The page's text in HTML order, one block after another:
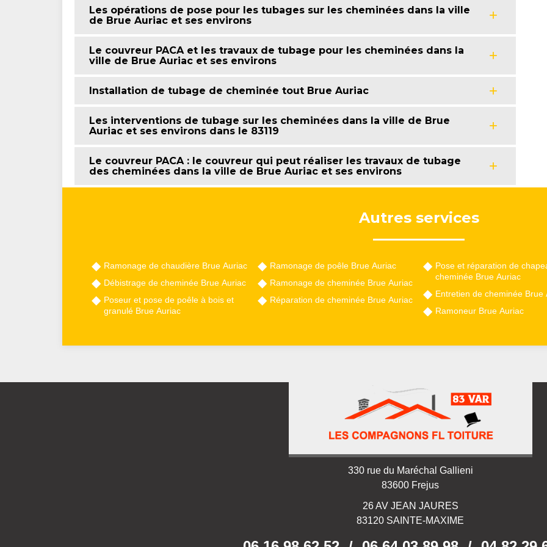
Les opérations de pose pour les tubages sur les cheminées dans la ville
de Brue Auriac et ses environs
Le couvreur PACA et les travaux de tubage pour les cheminées dans la
ville de Brue Auriac et ses environs
Installation de tubage de cheminée tout Brue Auriac
Les interventions de tubage sur les cheminées dans la ville de Brue
Auriac et ses environs dans le 83119
Le couvreur PACA : le couvreur qui peut réaliser les travaux de tubage
des cheminées dans la ville de Brue Auriac et ses environs
Autres services
Ramonage de chaudière Brue Auriac
Débistrage de cheminée Brue Auriac
Poseur et pose de poêle à bois et
granulé Brue Auriac
Ramonage de poêle Brue Auriac
Ramonage de cheminée Brue Auriac
Réparation de cheminée Brue Auriac
Pose et réparation de
cheminée Brue Auriac
Entretien de cheminée Brue
Ramoneur Brue Auriac
330 rue du Maréchal Gallieni
83600 Frejus
26 AV JEAN JAURES
83120 SAINTE-MAXIME